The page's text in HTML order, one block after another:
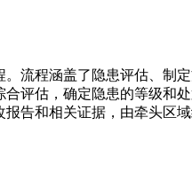
流程涵盖了隐患评估、制
评估，确定隐患的等级和
告和相关证据，由牵头区